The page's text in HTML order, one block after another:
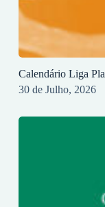
Calendário Liga
30 de Julho, 2026